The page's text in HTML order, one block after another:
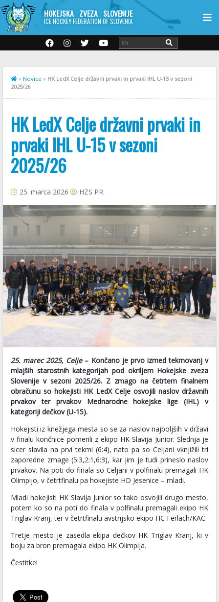
HOKEJSKA ZVEZA SLOVENIJE
ICE HOCKEY FEDERATION OF SLOVENIA
» Novice » HK LedX Celje državni prvaki in prvaki IHL U-15 v sezoni
2025/26
HK LedX Celje državni prvaki in
prvaki IHL U-15 v sezoni
2025/26
25. marca 2026 HZS PR
25. marec 2025, Celje– Končano je prvo izmed tekmovanj v
mlajših starostnih kategorijah pod okriljem Hokejske zveza
Slovenije v sezoni 2025/26. Z zmago na četrtem finalnem
obračunu so hokejisti HK LedX Celje osvojili naslov državnih
prvakov ter prvakov Mednarodne hokejske lige (IHL) v
kategoriji dečkov (U-15).
Hokejisti iz knežjega mesta so se za naslov najboljših v državi
v finalu končnice pomerili z ekipo HK Slavija Junior. Slednja je
sicer slavila na prvi tekmi (6:4), nato pa so Celjani vknjižili tri
zaporedne zmage (5:3,2:1,6:3), kar jim je tudi prineslo naslov
prvakov. Na poti do finala so Celjani v polfinalu premagali HK
Olimpijo, v četrtfinalu pa hokejiste HD Jesenice – mladi.
Mladi hokejisti HK Slavija Junior so tako osvojili drugo mesto,
potem ko so na poti do finala v polfinalu premagali ekipo HK
Triglav Kranj, ter v četrtfinalu avstrijsko ekipo HC Ferlach/KAC.
Tretje mesto je zasedla ekipa dečkov HK Triglav Kranj, ki v
boju za bron premagala ekipo HK Olimpija.
Čestitke!